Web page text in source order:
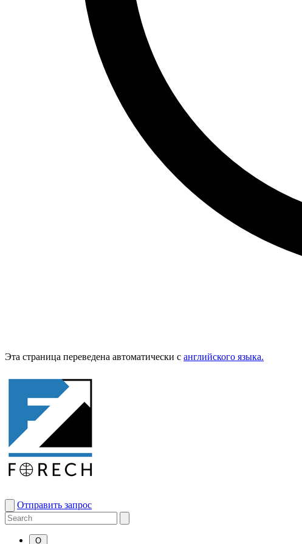
Эта страница переведена автоматически с английского языка.
Отправить запрос